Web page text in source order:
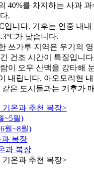
40%를 차지하는 사과
.
입니다. 기후는 연중 내
가 낮습니다.
쓰가루 지역은 우기의
건조 시간이 특징입니
이 오우 산맥을 강타해
내립니다. 아오모리현
은 도시들과는 기후가
온과 추천 복장>
~5월)
월~8월)
과 복장
과 복장
온과 추천 복장>